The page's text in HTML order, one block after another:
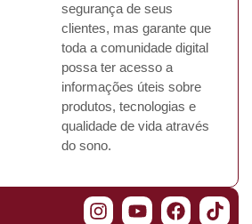
segurança de seus
clientes, mas garante que
toda a comunidade digital
possa ter acesso a
informações úteis sobre
produtos, tecnologias e
qualidade de vida através
do sono.